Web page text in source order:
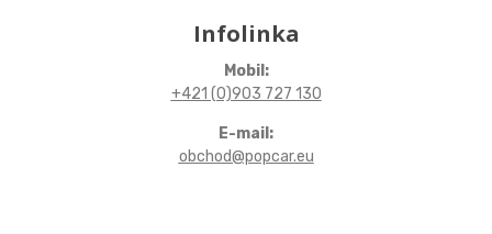
Infolinka
Mobil:
+421 (0)903 727 130
E-mail:
obchod@popcar.eu